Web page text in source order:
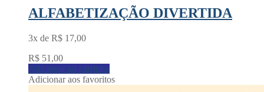
ALFABETIZAÇÃO DIVERTIDA
3x de R$ 17,00
R$ 51,00
Adicionar ao carrinho
Adicionar aos favoritos